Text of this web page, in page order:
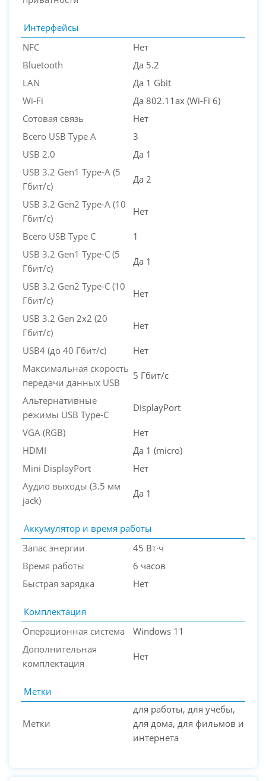
Интерфейсы
NFC
Нет
Bluetooth
Да 5.2
LAN
Да 1 Gbit
Wi-Fi
Да 802.11ax (Wi-Fi 6)
Сотовая связь
Нет
Всего USB Type A
3
USB 2.0
Да 1
USB 3.2 Gen1 Type-A (5
Гбит/с)
Да 2
USB 3.2 Gen2 Type-A (10
Гбит/с)
Нет
Всего USB Type C
1
USB 3.2 Gen1 Type-C (5
Гбит/с)
Да 1
USB 3.2 Gen2 Type-C (10
Гбит/с)
Нет
USB 3.2 Gen 2x2 (20
Гбит/с)
Нет
USB4 (до 40 Гбит/с)
Нет
Максимальная скорость
передачи данных USB
5 Гбит/с
Альтернативные
режимы USB Type-C
DisplayPort
VGA (RGB)
Нет
HDMI
Да 1 (micro)
Mini DisplayPort
Нет
Аудио выходы (3.5 мм
jack)
Да 1
Аккумулятор и время работы
Запас энергии
45 Вт·ч
Время работы
6 часов
Быстрая зарядка
Нет
Комплектация
Операционная система
Windows 11
Дополнительная
комплектация
Нет
Метки
Метки
для работы, для учебы,
для дома, для фильмов и
интернета